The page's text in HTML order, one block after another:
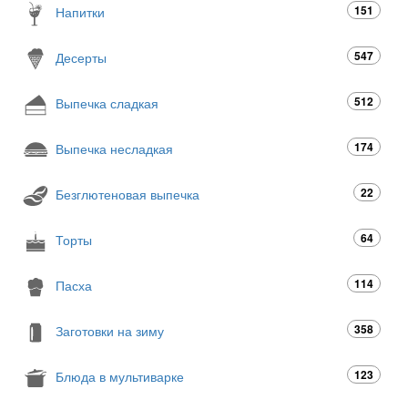
Напитки 151
Десерты 547
Выпечка сладкая 512
Выпечка несладкая 174
Безглютеновая выпечка 22
Торты 64
Пасха 114
Заготовки на зиму 358
Блюда в мультиварке 123